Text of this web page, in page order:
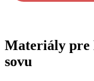
Materiály
sovu